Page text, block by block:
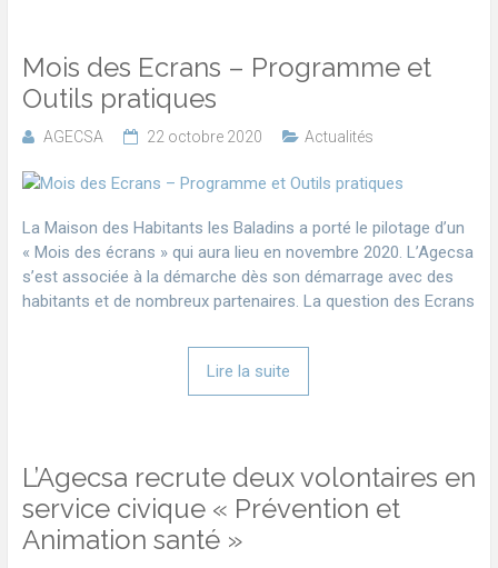
Mois des Ecrans – Programme et
Outils pratiques
AGECSA 22 octobre 2020 Actualités
La Maison des Habitants les Baladins a porté le pilotage d’un
« Mois des écrans » qui aura lieu en novembre 2020. L’Agecsa
s’est associée à la démarche dès son démarrage avec des
habitants et de nombreux partenaires. La question des Ecrans
Lire la suite
L’Agecsa recrute deux volontaires en
service civique « Prévention et
Animation santé »